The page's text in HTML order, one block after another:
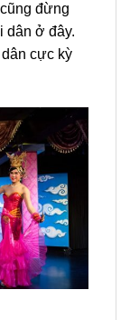
đừng
dân ở đây.
cực kỳ